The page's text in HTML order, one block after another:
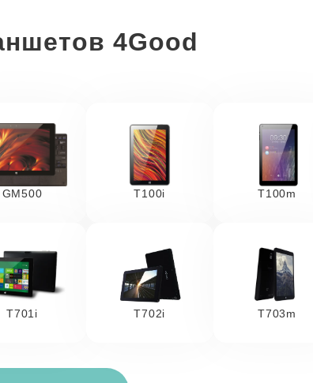
4Good
GM500 T100i T100m
T701i T702i T703m